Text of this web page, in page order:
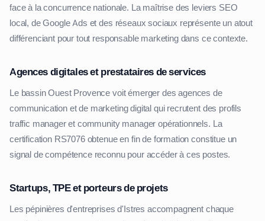
face à la concurrence nationale. La maîtrise des leviers SEO
local, de Google Ads et des réseaux sociaux représente un atout
différenciant pour tout responsable marketing dans ce contexte.
Agences digitales et prestataires de services
Le bassin Ouest Provence voit émerger des agences de
communication et de marketing digital qui recrutent des profils
traffic manager et community manager opérationnels. La
certification RS7076 obtenue en fin de formation constitue un
signal de compétence reconnu pour accéder à ces postes.
Startups, TPE et porteurs de projets
Les pépinières d'entreprises d'Istres accompagnent chaque